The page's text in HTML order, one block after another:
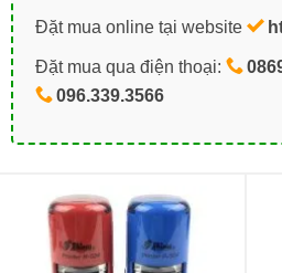
Đặt mua online tại website
Đặt mua qua điện thoại:
096.339.3566